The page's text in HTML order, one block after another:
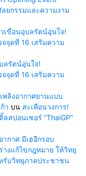
ยกรรมและความงาม
เขื่อนอุบลรัตน์อุ่นใจ!
จุดที่ 16 เสริมความ
ลรัตน์อุ่นใจ!
จุดที่ 16 เสริมความ
พลิงอากาศยานแบบ
า บน สะเทือนวงการ!
สปอนเซอร์ “ThaiGP”
กาศ มีเฮอีกรอบ
งแก้ไขกฎหมาย ให้วิทยุ
รับวิทยุภาคประชาชน